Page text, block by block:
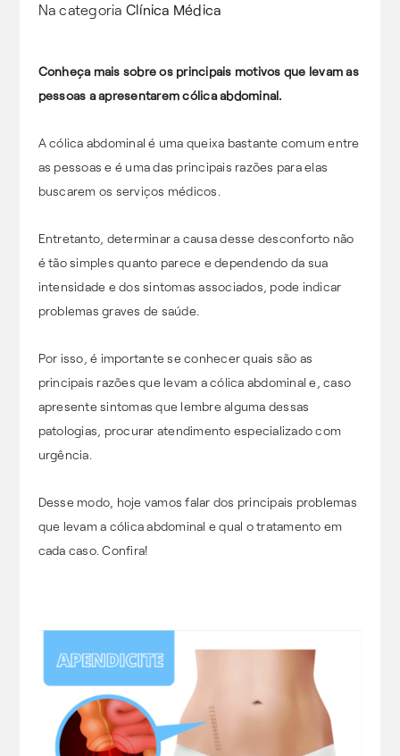
Na categoria Clínica Médica
Conheça mais sobre os principais motivos que levam as
pessoas a apresentarem cólica abdominal.
A cólica abdominal é uma queixa bastante comum entre
as pessoas e é uma das principais razões para elas
buscarem os serviços médicos.
Entretanto, determinar a causa desse desconforto não
é tão simples quanto parece e dependendo da sua
intensidade e dos sintomas associados, pode indicar
problemas graves de saúde.
Por isso, é importante se conhecer quais são as
principais razões que levam a cólica abdominal e, caso
apresente sintomas que lembre alguma dessas
patologias, procurar atendimento especializado com
urgência.
Desse modo, hoje vamos falar dos principais problemas
que levam a cólica abdominal e qual o tratamento em
cada caso. Confira!